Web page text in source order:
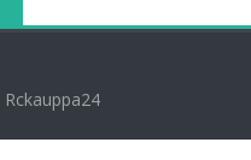
Rckauppa24